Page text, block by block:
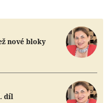
nové bloky
díl